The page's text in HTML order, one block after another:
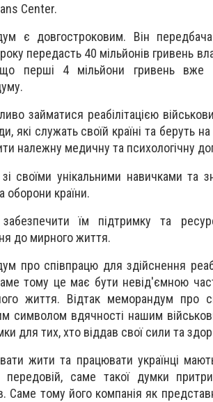
Center.
є довгостроковим. Він
передасть 40 мільйонів гривень
перші 4 мільйони гривень вже
займатися реабілітацією
які служать своїй країні та беруть
належну медичну та психологічну
зі своїми унікальними навичками
оборони країни.
їм підтримку та
до мирного життя.
про співпрацю для здійснення
тому це має бути невід'ємною
життя. Відтак меморандум
символом вдячності нашим
для тих, хто віддав свої сили та
жити та працювати українці
передовій, саме такої думки
Саме тому його компанія як